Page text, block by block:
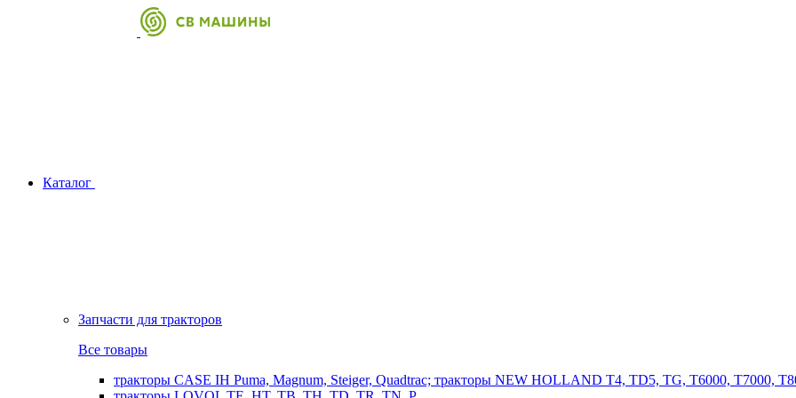
Каталог
Запчасти для тракторов
Все товары
тракторы CASE IH Puma, Magnum, Steiger, Quadtrac; тракторы NEW HOLLAND T4, TD5, TG, T6000, T7000,